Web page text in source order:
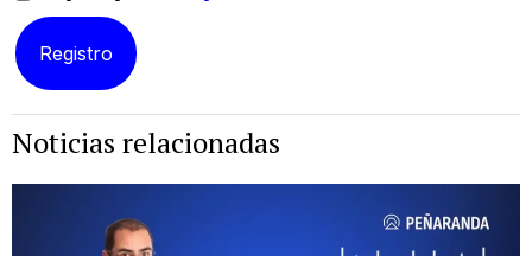
Noticias relacionadas